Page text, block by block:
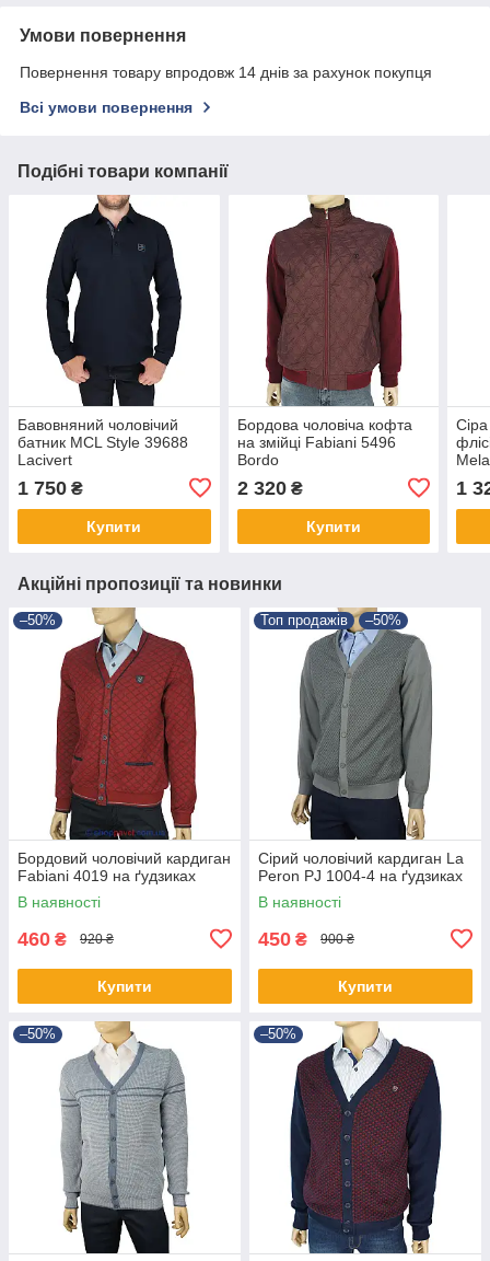
Умови повернення
Повернення товару впродовж 14 днів за рахунок покупця
Всі умови повернення
Подібні товари компанії
Бавовняний чоловічий
батник MCL Style 39688
Lacivert
1 750 ₴
Купити
Бордова чоловіча кофта
на змійці Fabiani 5496
Bordo
2 320₴
Купити
1
Акційні пропозиції та новинки
–50%
Бордовий чоловічий кардиган
Fabiani 4019 на ґудзиках
В наявності
460 ₴ 920 ₴
Купити
Топ продажів –50%
Сірий чоловічий кардиган La
Peron PJ 1004-4 на ґудзиках
В наявності
450 ₴ 900 ₴
Купити
–50% –50%